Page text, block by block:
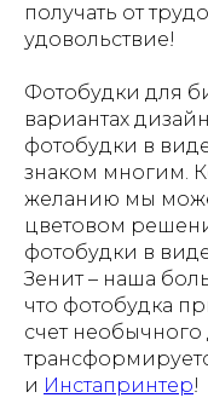
получать от
удовольствие!
Фотобудки для
вариантах
фотобудки в
знаком многим.
желанию мы
цветовом
фотобудки в
Зенит – наша
что фотобудка
счет необычного
и Инстапринтер!